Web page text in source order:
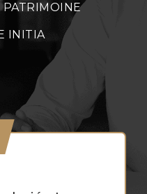
PATRIMOINE
INITIA